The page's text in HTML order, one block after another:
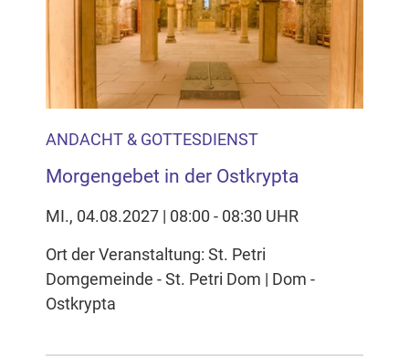
ANDACHT & GOTTESDIENST
Morgengebet in der Ostkrypta
MI., 04.08.2027 | 08:00 - 08:30 UHR
Ort der Veranstaltung: St. Petri
Domgemeinde - St. Petri Dom | Dom -
Ostkrypta